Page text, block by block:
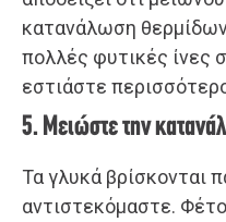
κατανάλωση
πολλές φυτικές ίνες
εστιάστε
5. Μειώστε την
Τα γλυκά βρίσκονται
αντιστεκόμαστε.